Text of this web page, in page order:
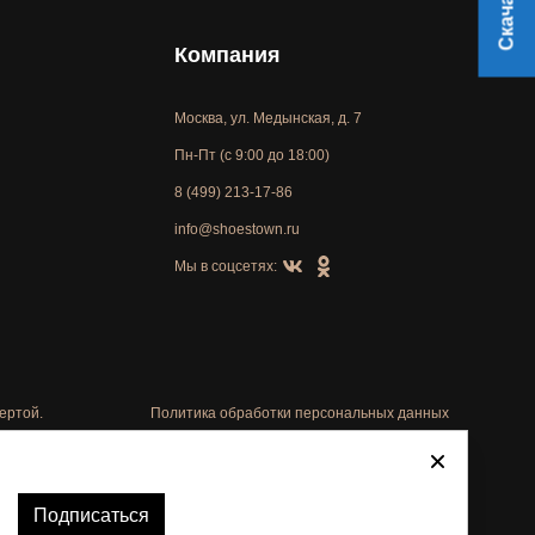
Компания
Москва, ул. Медынская, д. 7
Пн-Пт (с 9:00 до 18:00)
8 (499) 213-17-86
info@shoestown.ru
Мы в соцсетях:
Политика обработки персональных данных
Автоматизировано -
Подписаться